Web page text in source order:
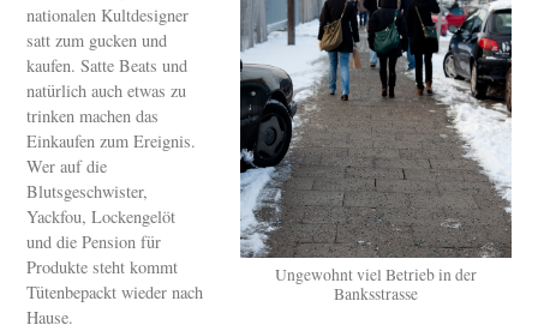
Ungewohnt viel Betrieb in der
Banksstrasse
nationalen Kultdesigner
satt zum gucken und
kaufen. Satte Beats und
natürlich auch etwas zu
trinken machen das
Einkaufen zum Ereignis.
Wer auf die
Blutsgeschwister,
Yackfou, Lockengelöt
und die Pension für
Produkte steht kommt
Tütenbepackt wieder nach
Hause.